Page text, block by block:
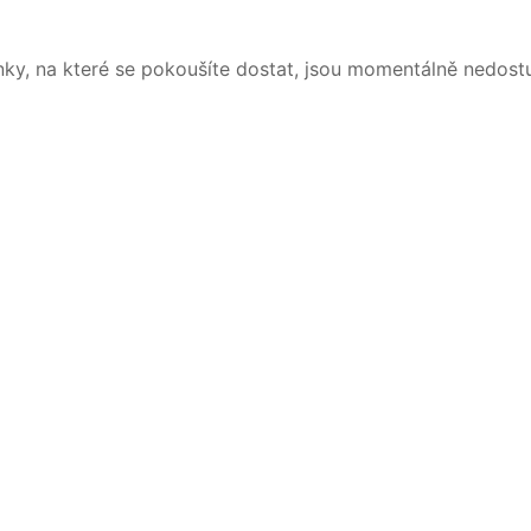
na které se pokoušíte dostat, jsou momentálně